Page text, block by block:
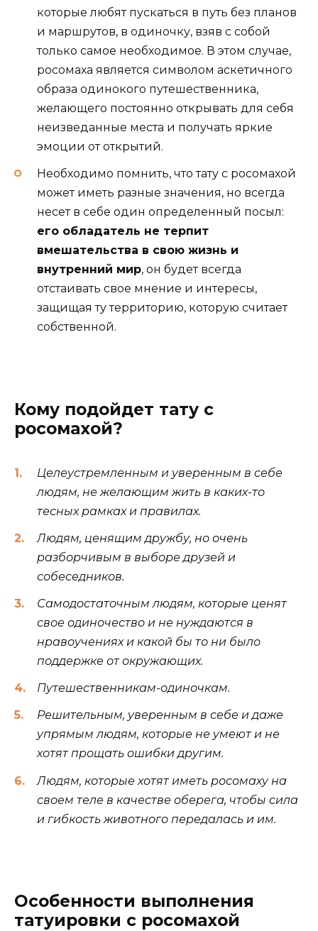
которые любят пускаться в путь без планов
и маршрутов, в одиночку, взяв с собой
только самое необходимое. В этом случае,
росомаха является символом аскетичного
образа одинокого путешественника,
желающего постоянно открывать для себя
неизведанные места и получать яркие
эмоции от открытий.
Необходимо помнить, что тату с росомахой
может иметь разные значения, но всегда
несет в себе один определенный посыл:
его обладатель не терпит
вмешательства в свою жизнь и
внутренний мир, он будет всегда
отстаивать свое мнение и интересы,
защищая ту территорию, которую считает
собственной.
Кому подойдет тату с
росомахой?
Целеустремленным и уверенным в себе
людям, не желающим жить в каких-то
тесных рамках и правилах.
Людям, ценящим дружбу, но очень
разборчивым в выборе друзей и
собеседников.
Самодостаточным людям, которые ценят
свое одиночество и не нуждаются в
нравоучениях и какой бы то ни было
поддержке от окружающих.
Путешественникам-одиночкам.
Решительным, уверенным в себе и даже
упрямым людям, которые не умеют и не
хотят прощать ошибки другим.
Людям, которые хотят иметь росомаху на
своем теле в качестве оберега, чтобы сила
и гибкость животного передалась и им.
Особенности выполнения
татуировки с росомахой